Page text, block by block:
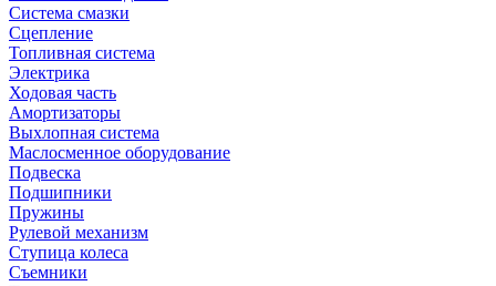
Система смазки
Сцепление
Топливная система
Электрика
Ходовая часть
Амортизаторы
Выхлопная система
Маслосменное оборудование
Подвеска
Подшипники
Пружины
Рулевой механизм
Ступица колеса
Съемники